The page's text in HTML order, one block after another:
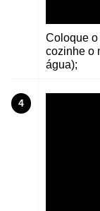
Coloque
cozinhe o
água);
4